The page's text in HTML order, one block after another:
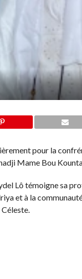
pour la
Mame Bou
Lô témoigne sa
et à la